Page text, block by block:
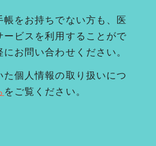
をお持ちでない方も、医
ービスを利用することがで
お問い合わせください。
個人情報の取り扱いにつ
をご覧ください。